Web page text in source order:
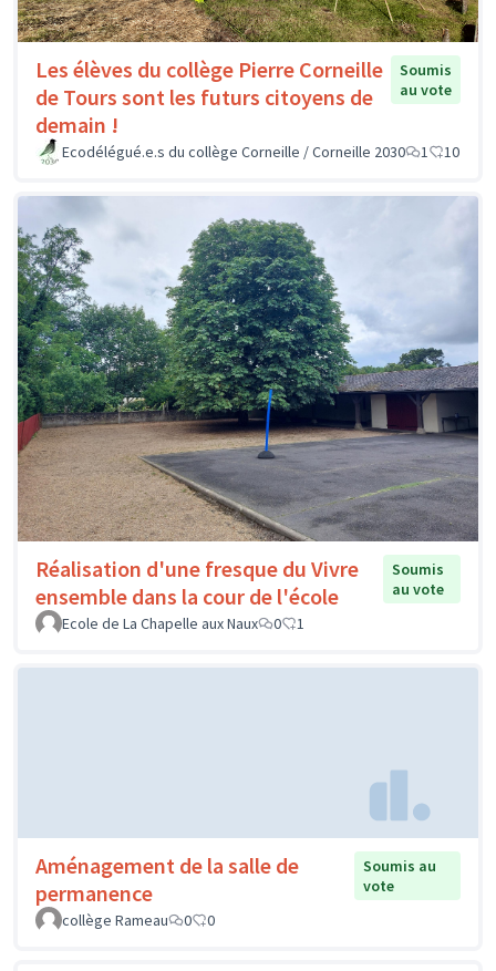
Les élèves du collège Pierre Corneille
de Tours sont les futurs citoyens de
demain !
Soumis
au vote
Ecodélégué.e.s du collège Corneille / Corneille 2030 1 10
Réalisation d'une fresque du Vivre
ensemble dans la cour de l'école
Soumis
au vote
Ecole de La Chapelle aux Naux
0 1
Aménagement de la salle de
permanence
Soumis au
vote
collège Rameau
0 0